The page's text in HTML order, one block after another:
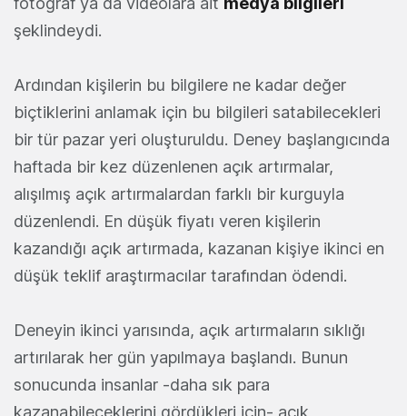
şeklindeydi.
Ardından kişilerin bu bilgilere ne kadar değer
biçtiklerini anlamak için bu bilgileri satabilecekleri
bir tür pazar yeri oluşturuldu. Deney başlangıcında
haftada bir kez düzenlenen açık artırmalar,
alışılmış açık artırmalardan farklı bir kurguyla
düzenlendi. En düşük fiyatı veren kişilerin
kazandığı açık artırmada, kazanan kişiye ikinci en
düşük teklif araştırmacılar tarafından ödendi.
Deneyin ikinci yarısında, açık artırmaların sıklığı
artırılarak her gün yapılmaya başlandı. Bunun
sonucunda insanlar -daha sık para
kazanabileceklerini gördükleri için- açık